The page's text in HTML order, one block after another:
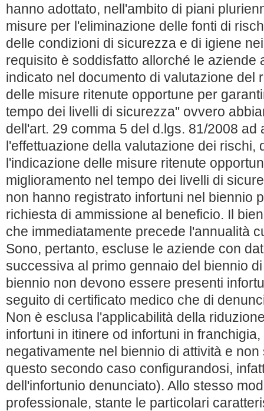
hanno adottato, nell'ambito di piani
misure per l'eliminazione delle fonti di
delle condizioni di sicurezza e di igiene
requisito è soddisfatto allorché le aziende
indicato nel documento di valutazione del
delle misure ritenute opportune per
tempo dei livelli di sicurezza" ovvero
dell'art. 29 comma 5 del d.lgs. 81/2008 ad
l'effettuazione della valutazione dei rischi,
l'indicazione delle misure ritenute
miglioramento nel tempo dei livelli di
non hanno registrato infortuni nel biennio
richiesta di ammissione al beneficio. Il
che immediatamente precede l'annualità
Sono, pertanto, escluse le aziende con
successiva al primo gennaio del biennio
biennio non devono essere presenti
seguito di certificato medico che di
Non è esclusa l'applicabilità della
infortuni in itinere od infortuni in
negativamente nel biennio di attività e
questo secondo caso configurandosi,
dell'infortunio denunciato). Allo stesso
professionale, stante le particolari